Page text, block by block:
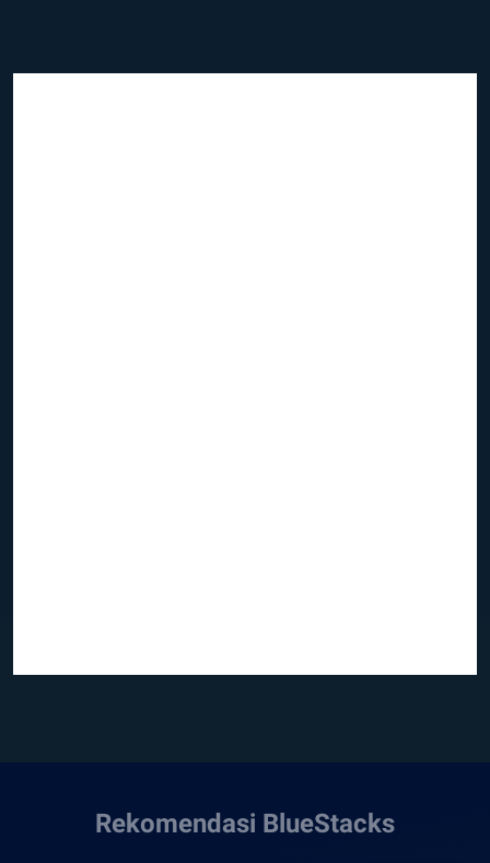
Rekomendasi BlueStacks